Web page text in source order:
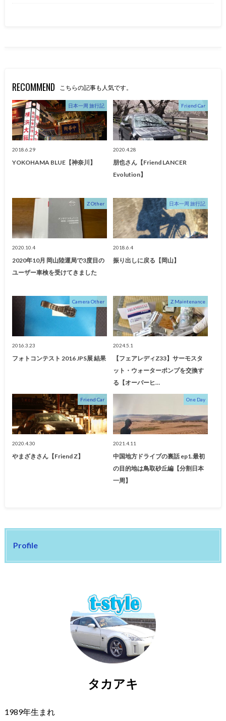
RECOMMEND こちらの記事も人気です。
日本一周 旅行記
2018.6.29
YOKOHAMA BLUE【神奈川】
Friend Car
2020.4.28
朋也さん【Friend LANCER
Evolution】
Z Other
2020.10.4
2020年10月 岡山陸運局で3度目の
ユーザー車検を受けてきました
日本一周 旅行記
2018.6.4
振り出しに戻る【岡山】
Camera Other
2016.3.23
フォトコンテスト 2016 JPS展 結果
Z Maintenance
2024.5.1
【フェアレディZ33】サーモスタ
ット・ウォーターポンプを交換す
る【オーバーヒ…
Friend Car
2020.4.30
やまざきさん【Friend Z】
One Day
2021.4.11
中国地方ドライブの裏話 ep1.最初
の目的地は鳥取砂丘編【分割日本
一周】
Profile
タカアキ
1989年生まれ